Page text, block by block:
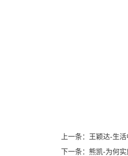
上一条：王颖达-生
下一条：熊凯-为何